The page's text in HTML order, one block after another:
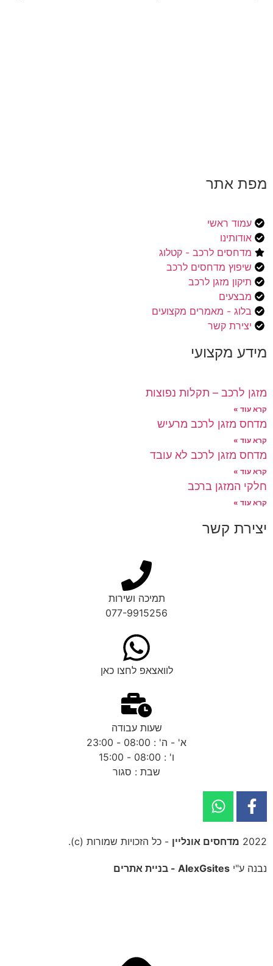
מפת אתר
עמוד ראשי
אודותינו
מדחסים לרכב - קטלוג
שיפוץ מדחסים לרכב
תיקון מזגן לרכב
מבצעים
בלוג - מאמרים מקצועים
יצירת קשר
מידע מקצועי
מזגן לרכב – תקלות נפוצות
קרא עוד »
מדחס מזגן לרכב מרעיש
קרא עוד »
מדחס מזגן לרכב לא עובד
קרא עוד »
חלקי המזגן ברכב
קרא עוד »
יצירת קשר
תמיכה ושירות
077-9915256
לוואצאפ לחצו כאן
שעות עבודה
א' - ה' : 08:00 - 23:00
ו' : 08:00 - 15:00
שבת : סגור
נבנה ע"י AlexGsites - בניית אתרים
2022 מדחסים אונליין - כל הזכויות שמורות (c).